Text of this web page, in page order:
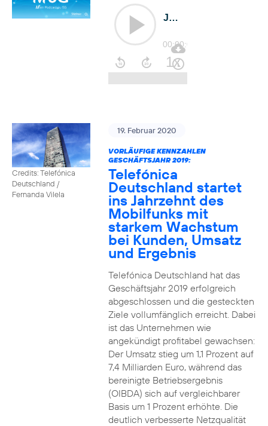
Credits: Telefónica
Deutschland /
Fernanda Vilela
19. Februar 2020
VORLÄUFIGE KENNZAHLEN
GESCHÄFTSJAHR 2019:
Telefónica
Deutschland startet
ins Jahrzehnt des
Mobilfunks mit
starkem Wachstum
bei Kunden, Umsatz
und Ergebnis
Telefónica Deutschland hat das
Geschäftsjahr 2019 erfolgreich
abgeschlossen und die gesteckten
Ziele vollumfänglich erreicht. Dabei
ist das Unternehmen wie
angekündigt profitabel gewachsen:
Der Umsatz stieg um 1,1 Prozent auf
7,4 Milliarden Euro, während das
bereinigte Betriebsergebnis
(OIBDA) sich auf vergleichbarer
Basis um 1 Prozent erhöhte. Die
deutlich verbesserte Netzqualität